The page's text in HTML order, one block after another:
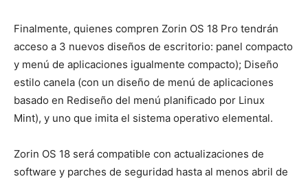
Finalmente, quienes compren Zorin OS 18 Pro tendrán
acceso a 3 nuevos diseños de escritorio: panel compacto
y menú de aplicaciones igualmente compacto); Diseño
estilo canela (con un diseño de menú de aplicaciones
basado en Rediseño del menú planificado por Linux
Mint), y uno que imita el sistema operativo elemental.
Zorin OS 18 será compatible con actualizaciones de
software y parches de seguridad hasta al menos abril de